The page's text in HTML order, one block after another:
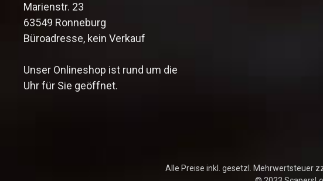
Marienstr. 23
63549 Ronneburg
Büroadresse, kein Verkauf
Unser Onlineshop ist rund um die
Uhr für Sie geöffnet.
Alle Preise inkl. gesetzl. Mehrwertsteuer